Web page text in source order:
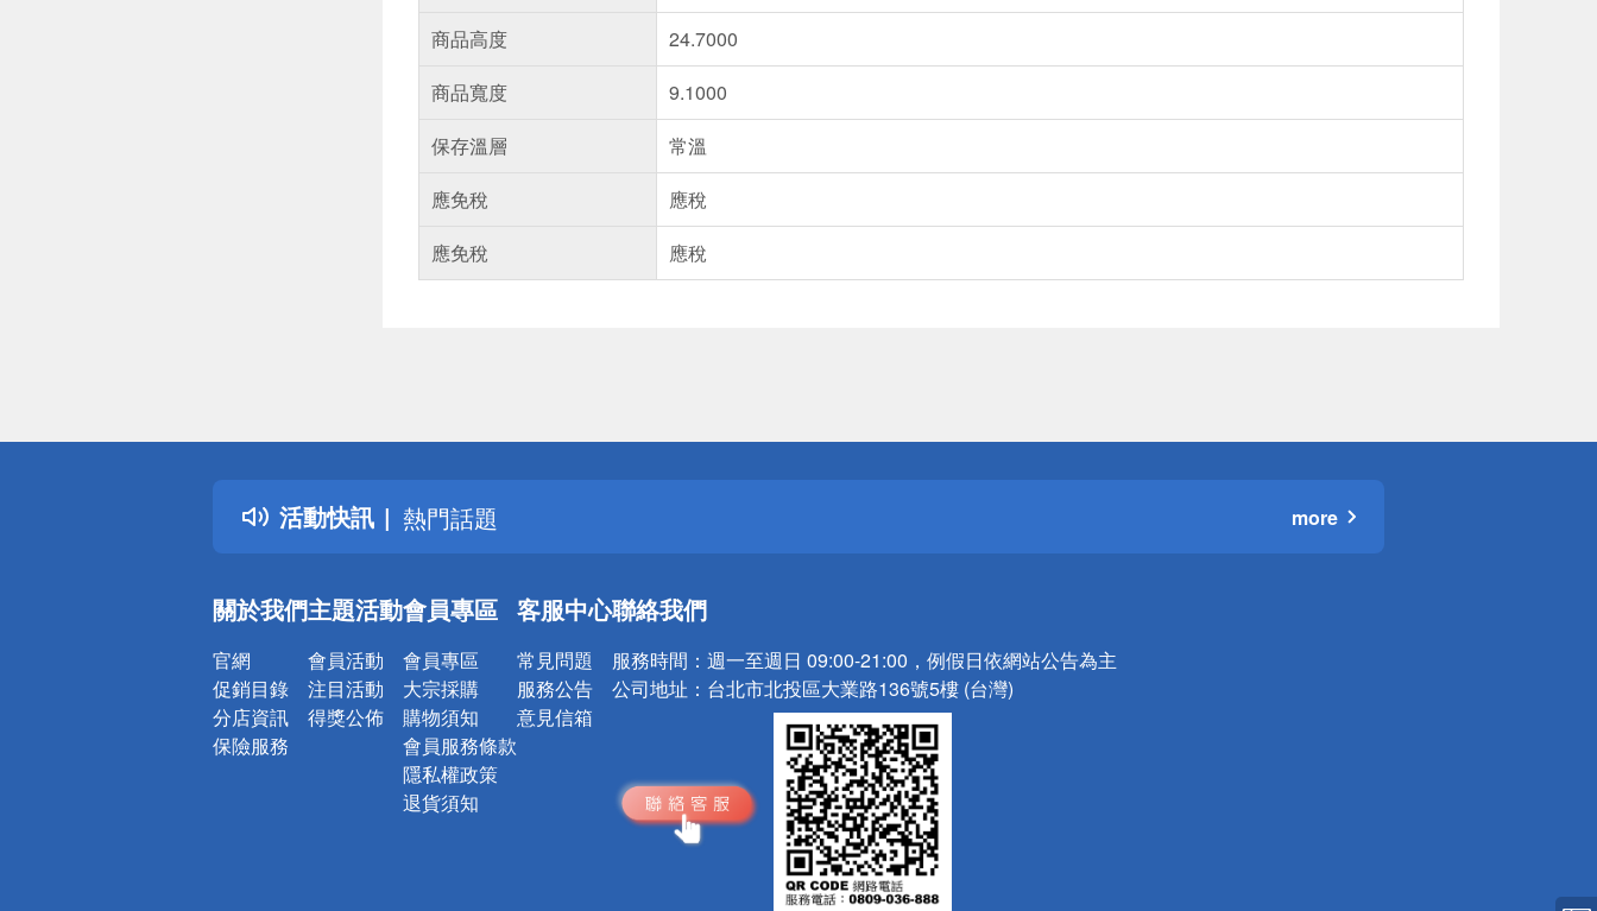
商品高度
24.7000
商品寬度
9.1000
保存溫層
常溫
應免稅
應稅
應免稅
應稅
活動快訊
詐騙網頁！請小心！
得獎公告
熱門話題
銀行優惠
詐騙網頁！請小心！
more
關於我們
官網
促銷目錄
分店資訊
保險服務
主題活動
會員活動
注目活動
得獎公佈
會員專區
會員專區
大宗採購
購物須知
會員服務條款
隱私權政策
退貨須知
客服中心
常見問題
服務公告
意見信箱
聯絡我們
服務時間： 週一至週日 09:00-21:00，例假日依網站公告為主
公司地址： 台北市北投區大業路136號5樓 (台灣)